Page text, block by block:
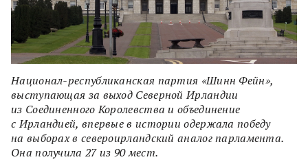
Национал-республиканская партия «Шинн Фейн»,
выступающая за выход Северной Ирландии
из Соединенного Королевства и объединение
с Ирландией, впервые в истории одержала победу
на выборах в североирландский аналог парламента.
Она получила 27 из 90 мест.